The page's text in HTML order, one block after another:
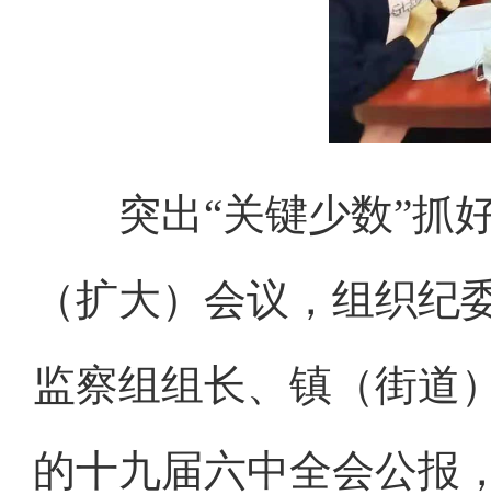
突出“关键少数”抓好
（扩大）会议，组织
监察组组长、镇（街道
的十九届六中全会公报